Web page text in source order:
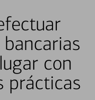
con
prácticas